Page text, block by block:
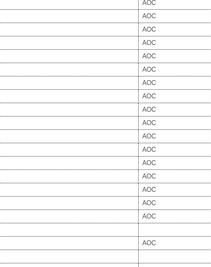
AOC
AOC
AOC
AOC
AOC
AOC
AOC
AOC
AOC
AOC
AOC
AOC
AOC
AOC
AOC
AOC
AOC
AOC